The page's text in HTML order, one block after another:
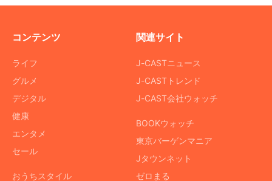
コンテンツ
ライフ
グルメ
デジタル
健康
エンタメ
セール
おうちスタイル
関連サイト
J-CASTニュース
J-CASTトレンド
J-CAST会社ウォッチ
BOOKウォッチ
東京バーゲンマニア
Jタウンネット
ゼロまる